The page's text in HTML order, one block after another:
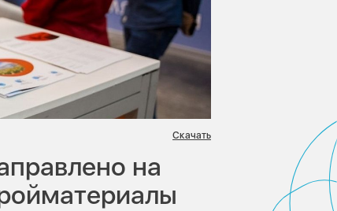
Скачать
на